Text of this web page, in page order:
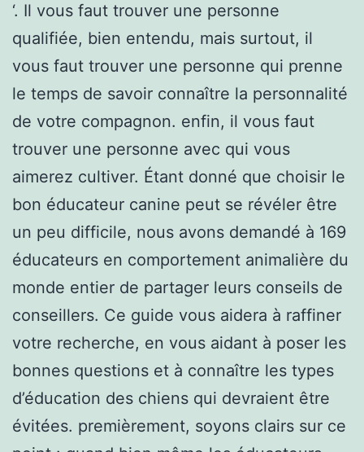
‘. Il vous faut trouver une personne
qualifiée, bien entendu, mais surtout, il
vous faut trouver une personne qui prenne
le temps de savoir connaître la personnalité
de votre compagnon. enfin, il vous faut
trouver une personne avec qui vous
aimerez cultiver. Étant donné que choisir le
bon éducateur canine peut se révéler être
un peu difficile, nous avons demandé à 169
éducateurs en comportement animalière du
monde entier de partager leurs conseils de
conseillers. Ce guide vous aidera à raffiner
votre recherche, en vous aidant à poser les
bonnes questions et à connaître les types
d’éducation des chiens qui devraient être
évitées. premièrement, soyons clairs sur ce